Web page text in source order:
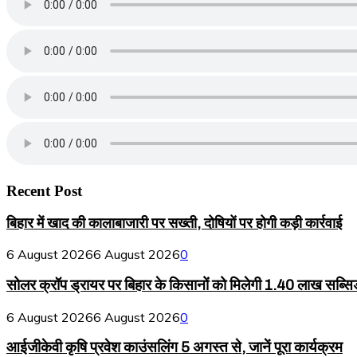
Recent Post
बिहार में खाद की कालाबाजारी पर सख्ती, दोषियों पर होगी कड़ी कार्रवाई
6 August 20266 August 20260
सोलर क्रॉप ड्रायर पर बिहार के किसानों को मिलेगी 1.40 लाख
6 August 20266 August 20260
आईजीकेवी कृषि प्रवेश काउंसलिंग 5 अगस्त से, जानें पूरा कार्यक्रम